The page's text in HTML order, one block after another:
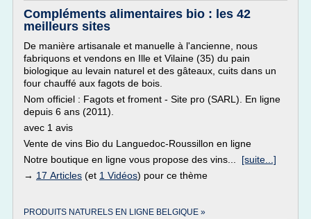
Compléments alimentaires bio : les 42
meilleurs sites
De manière artisanale et manuelle à l'ancienne, nous
fabriquons et vendons en Ille et Vilaine (35) du pain
biologique au levain naturel et des gâteaux, cuits dans un
four chauffé aux fagots de bois.
Nom officiel : Fagots et froment - Site pro (SARL). En ligne
depuis 6 ans (2011).
avec 1 avis
Vente de vins Bio du Languedoc-Roussillon en ligne
Notre boutique en ligne vous propose des vins... [suite...]
→ 17 Articles (et 1 Vidéos) pour ce thème
PRODUITS NATURELS EN LIGNE BELGIQUE »